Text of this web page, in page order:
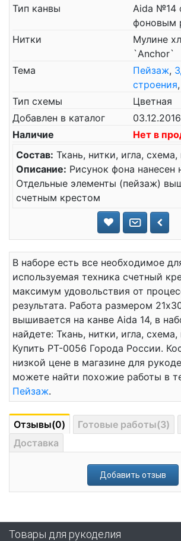
Тип канвы
Aida №14
фоновым
Нитки
Мулине
`Anchor`
Тема
Пейзаж,
строения,
Тип схемы
Цветная
Добавлен в каталог
03.12.2016
Наличие
Нет в
Состав: Ткань, нитки, игла,
Описание: Рисунок фона нанесен
Отдельные элементы (пейзаж)
счетным крестом
В наборе есть все необходимое
используемая техника счетный
максимум удовольствия от
результата. Работа размером
вышивается на канве Aida 14, в
найдете: Ткань, нитки, игла,
Купить РТ-0056 Города России.
низкой цене в магазине для
можете найти похожие работы в
Пейзаж.
Отзывы(0) Готовые работы(3)
Доставка
Добавить отзыв
Товары для рукоделия